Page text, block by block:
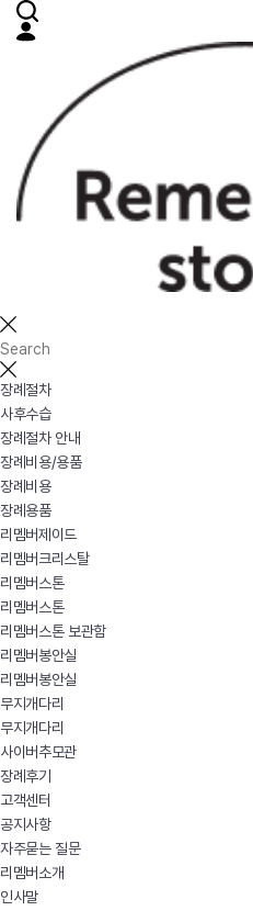
장례절차
사후수습
장례절차 안내
장례비용/용품
장례비용
장례용품
리멤버제이드
리멤버크리스탈
리멤버스톤
리멤버스톤
리멤버스톤 보관함
리멤버봉안실
리멤버봉안실
무지개다리
무지개다리
사이버추모관
장례후기
고객센터
공지사항
자주묻는 질문
리멤버소개
인사말